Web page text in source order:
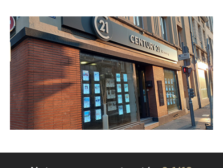
CENTURY 21 Harmony
18 rue de Crosne
ROUEN - 76000
Envoyer un message
Téléphoner à l'agence